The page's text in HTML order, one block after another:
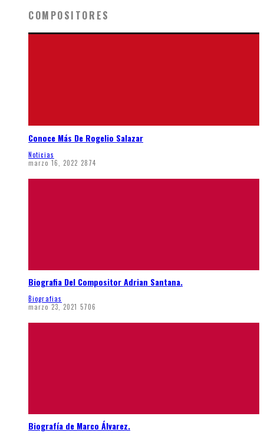
COMPOSITORES
Conoce Más De Rogelio Salazar
Noticias
marzo 16, 2022 2874
Biografia Del Compositor Adrian Santana.
Biografias
marzo 23, 2021 5706
Biografía de Marco Álvarez.